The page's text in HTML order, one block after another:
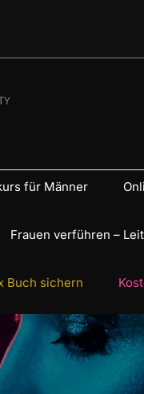
für Männer
Frauen verführen –
Buch sichern